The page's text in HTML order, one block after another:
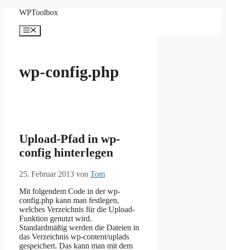
springen
WPToolbox
Menü
wp-config.php
Upload-Pfad in wp-
config hinterlegen
25. Februar 2013 von Tom
Mit folgendem Code in der wp-
config.php kann man festlegen,
welches Verzeichnis für die Upload-
Funktion genutzt wird.
Standardmäßig werden die Dateien in
das Verzeichnis wp-content/uplads
gespeichert. Das kann man mit dem